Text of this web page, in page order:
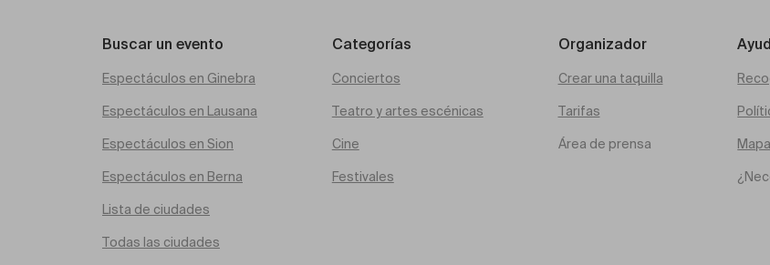
Buscar un evento
Espectáculos en Ginebra
Espectáculos en Lausana
Espectáculos en Sion
Espectáculos en Berna
Lista de ciudades
Todas las ciudades
Categorías
Conciertos
Teatro y artes escénicas
Cine
Festivales
Organizador
Crear una taquilla
Tarifas
Área de prensa